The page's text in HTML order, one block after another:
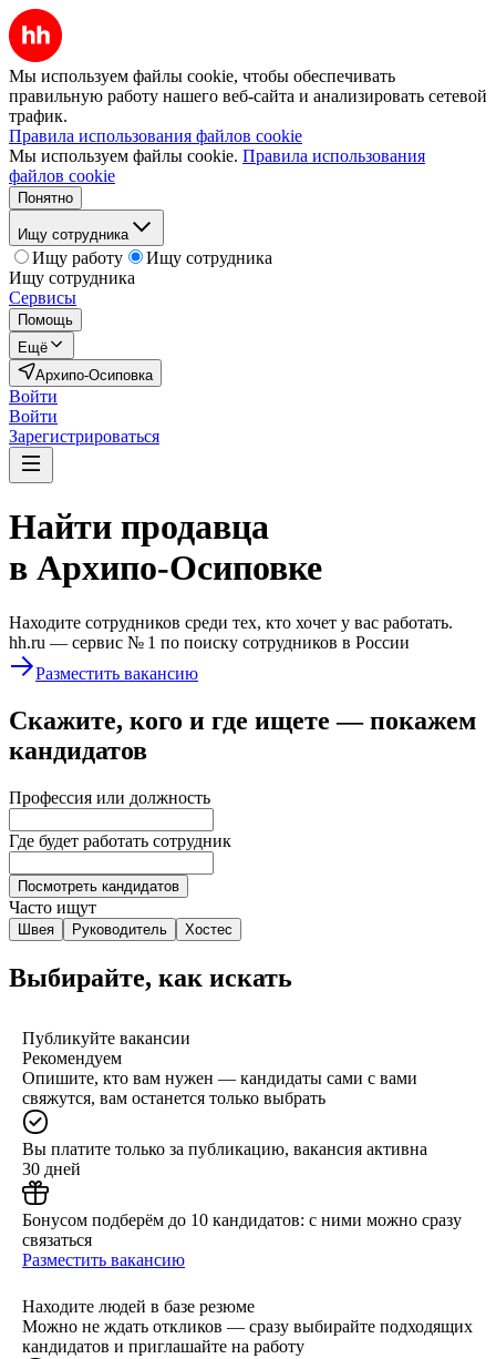
Мы используем файлы cookie, чтобы обеспечивать
правильную работу нашего веб-сайта и анализировать сетевой
трафик.
Правила использования файлов cookie
Мы используем файлы cookie. Правила использования
файлов cookie
Понятно
Ищу сотрудника
Ищу работу
Ищу сотрудника
Ищу сотрудника
Сервисы
Помощь
Ещё
Архипо-Осиповка
Войти
Войти
Зарегистрироваться
Найти продавца
в Архипо-Осиповке
Находите сотрудников среди тех, кто хочет у вас работать.
hh.ru — сервис № 1 по поиску сотрудников в России
Разместить вакансию
Скажите, кого и где ищете — покажем
кандидатов
Профессия или должность
Где будет работать сотрудник
Посмотреть кандидатов
Часто ищут
Швея Руководитель Хостес
Выбирайте, как искать
Публикуйте вакансии
Рекомендуем
Опишите, кто вам нужен — кандидаты сами с вами
свяжутся, вам останется только выбрать
Вы платите только за публикацию, вакансия активна
30 дней
Бонусом подберём до 10 кандидатов: с ними можно сразу
связаться
Разместить вакансию
Находите людей в базе резюме
Можно не ждать откликов — сразу выбирайте подходящих
кандидатов и приглашайте на работу